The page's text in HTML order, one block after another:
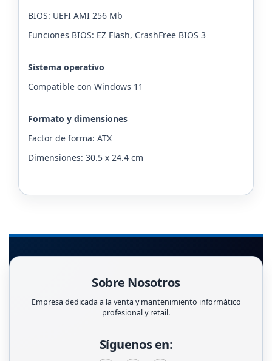
BIOS: UEFI AMI 256 Mb
Funciones BIOS: EZ Flash, CrashFree BIOS 3
Sistema operativo
Compatible con Windows 11
Formato y dimensiones
Factor de forma: ATX
Dimensiones: 30.5 x 24.4 cm
Sobre Nosotros
Empresa dedicada a la venta y mantenimiento informàtico
profesional y retail.
Síguenos en: